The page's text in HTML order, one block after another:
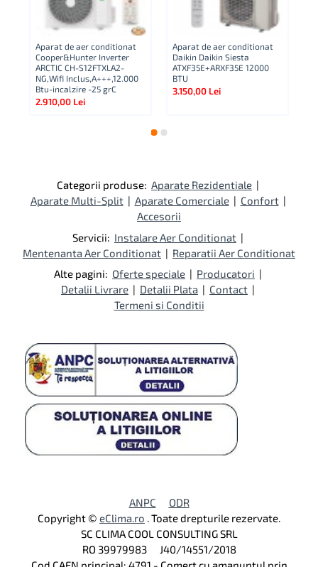
Aparat de aer conditionat
Cooper&Hunter Inverter
ARCTIC CH-S12FTXLA2-
NG,Wifi Inclus,A+++,12.000
Btu-incalzire -25 grC
2.910,00 Lei
Aparat de aer conditionat
Daikin Daikin Siesta
ATXF35E+ARXF35E 12000
BTU
3.150,00 Lei
Categorii produse: Aparate Rezidentiale |
Aparate Multi-Split| Aparate Comerciale| Confort|
Accesorii
Servicii: Instalare Aer Conditionat |
Mentenanta Aer Conditionat | Reparatii Aer Conditionat
Alte pagini: Oferte speciale | Producatori |
Detalii Livrare | Detalii Plata | Contact |
Termeni si Conditii
ANPC
ODR
Copyright © eClima.ro . Toate drepturile rezervate.
SC CLIMA COOL CONSULTING SRL
RO 39979983 J40/14551/2018